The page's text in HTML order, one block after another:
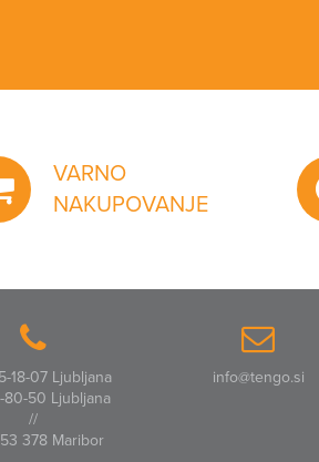
VARNO
NAKUPOVANJE
18-07 Ljubljana
80-50 Ljubljana
//
378 Maribor
info@tengo.si